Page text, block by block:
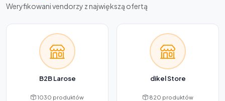
Weryfikowani vendorzy z największą ofertą
B2B Larose
1030 produktów
dikel Store
820 produktów